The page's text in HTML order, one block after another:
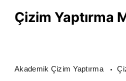
Çizim Yaptırma
Akademik Çizim Yaptırma